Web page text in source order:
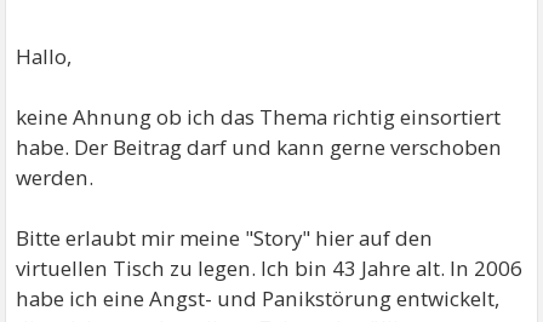
Hallo,
keine Ahnung ob ich das Thema richtig einsortiert
habe. Der Beitrag darf und kann gerne verschoben
werden.
Bitte erlaubt mir meine "Story" hier auf den
virtuellen Tisch zu legen. Ich bin 43 Jahre alt. In 2006
habe ich eine Angst- und Panikstörung entwickelt,